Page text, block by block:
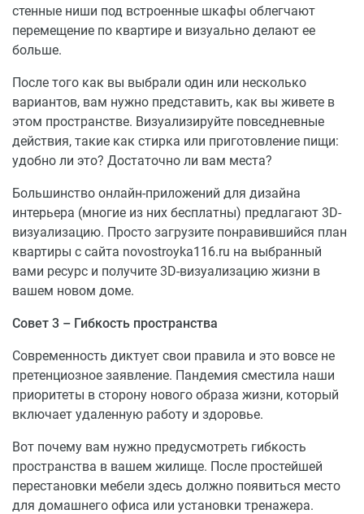
стенные ниши под встроенные шкафы облегчают
перемещение по квартире и визуально делают ее
больше.
После того как вы выбрали один или несколько
вариантов, вам нужно представить, как вы живете в
этом пространстве. Визуализируйте повседневные
действия, такие как стирка или приготовление пищи:
удобно ли это? Достаточно ли вам места?
Большинство онлайн-приложений для дизайна
интерьера (многие из них бесплатны) предлагают 3D-
визуализацию. Просто загрузите понравившийся план
квартиры с сайта novostroyka116.ru на выбранный
вами ресурс и получите 3D-визуализацию жизни в
вашем новом доме.
Совет 3 – Гибкость пространства
Современность диктует свои правила и это вовсе не
претенциозное заявление. Пандемия сместила наши
приоритеты в сторону нового образа жизни, который
включает удаленную работу и здоровье.
Вот почему вам нужно предусмотреть гибкость
пространства в вашем жилище. После простейшей
перестановки мебели здесь должно появиться место
для домашнего офиса или установки тренажера.